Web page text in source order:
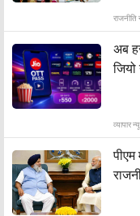
राजनीति
अब
व्यापार